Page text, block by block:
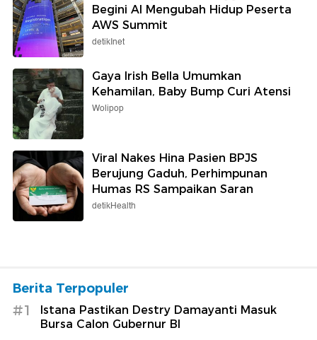
Begini AI Mengubah Hidup Peserta
AWS Summit
detikInet
Gaya Irish Bella Umumkan
Kehamilan, Baby Bump Curi Atensi
Wolipop
Viral Nakes Hina Pasien BPJS
Berujung Gaduh, Perhimpunan
Humas RS Sampaikan Saran
detikHealth
Berita Terpopuler
#1
Istana Pastikan Destry Damayanti Masuk
Bursa Calon Gubernur BI